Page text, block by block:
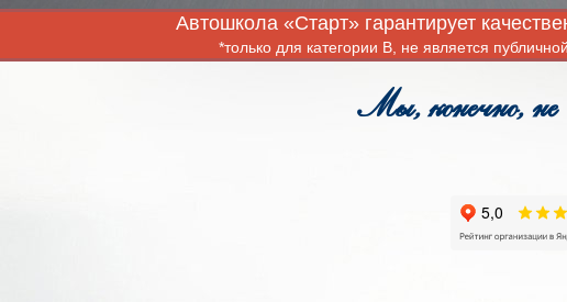
Автошкола «Старт» гарантирует
*только для категории B, не является
Мы, конечно,